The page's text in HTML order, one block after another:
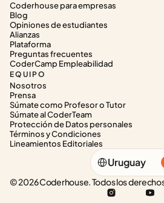
Coderhouse para empresas
Blog
Opiniones de estudiantes
Alianzas
Plataforma
Preguntas frecuentes
CoderCamp Empleabilidad
EQUIPO
Nosotros
Prensa
Súmate como Profesor o Tutor
Súmate al CoderTeam
Protección de Datos personales
Términos y Condiciones
Lineamientos Editoriales
Select Language
Uruguay
© 2026 Coderhouse. Todos los